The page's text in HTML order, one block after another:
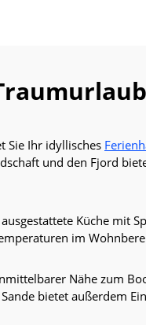
Sie Ihr idyllisches
und den Fjord
Küche mit
im
Nähe zum
bietet außerdem